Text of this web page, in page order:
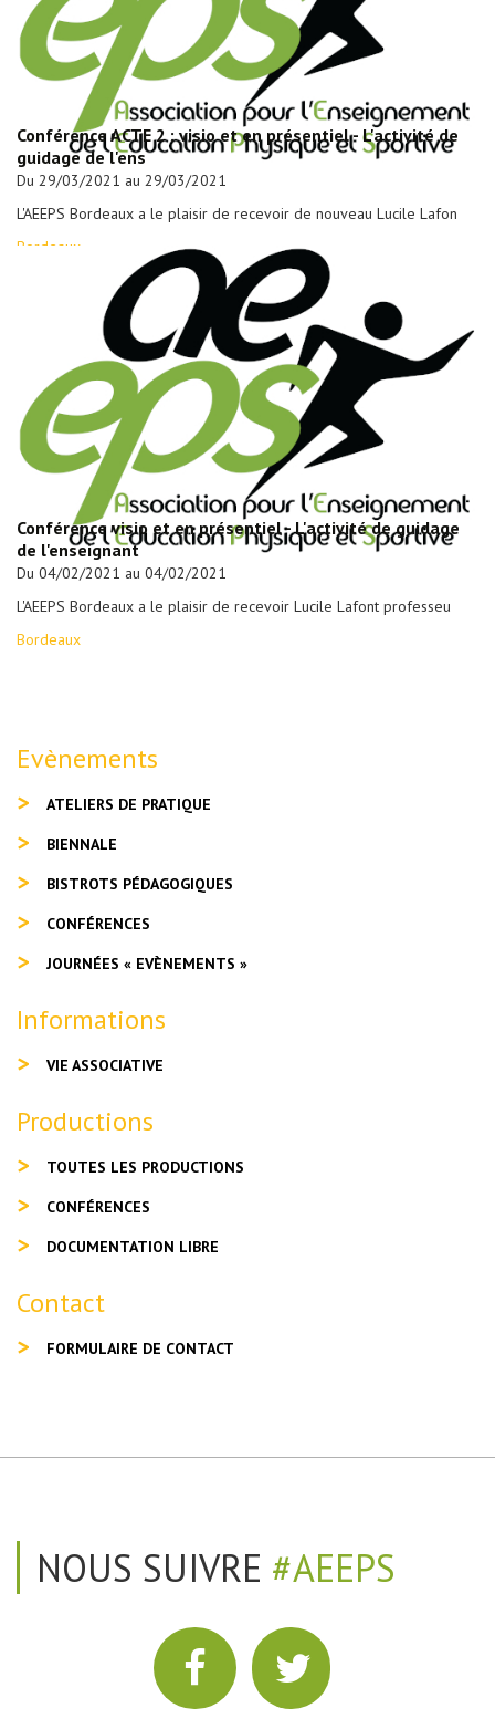
Conférence ACTE 2 : visio et en présentiel - L'activité de
guidage de l'ens
Du 29/03/2021 au 29/03/2021
L'AEEPS Bordeaux a le plaisir de recevoir de nouveau Lucile Lafon
Bordeaux
Conférence visio et en présentiel - L'activité de guidage
de l'enseignant
Du 04/02/2021 au 04/02/2021
L'AEEPS Bordeaux a le plaisir de recevoir Lucile Lafont professeu
Bordeaux
Evènements
ATELIERS DE PRATIQUE
BIENNALE
BISTROTS PÉDAGOGIQUES
CONFÉRENCES
JOURNÉES « EVÈNEMENTS »
Informations
VIE ASSOCIATIVE
Productions
TOUTES LES PRODUCTIONS
CONFÉRENCES
DOCUMENTATION LIBRE
Contact
FORMULAIRE DE CONTACT
NOUS SUIVRE #AEEPS